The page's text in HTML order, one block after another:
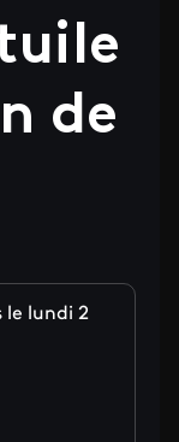
de
le lundi 2